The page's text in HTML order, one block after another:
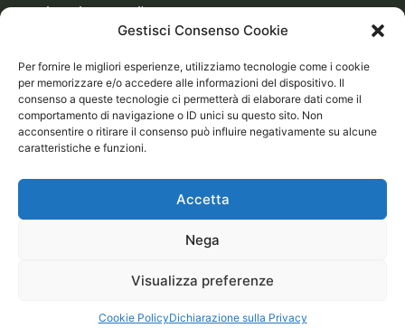
Gestisci Consenso Cookie
Per fornire le migliori esperienze, utilizziamo tecnologie come i cookie
per memorizzare e/o accedere alle informazioni del dispositivo. Il
consenso a queste tecnologie ci permetterà di elaborare dati come il
comportamento di navigazione o ID unici su questo sito. Non
acconsentire o ritirare il consenso può influire negativamente su alcune
caratteristiche e funzioni.
Accetta
Nega
Visualizza preferenze
Cookie PolicyDichiarazione sulla Privacy
armeriatessitore@gmail.com
ORARI
9:00 – 12:30
15:30 – 19:30
CONDIZIONI GENERALI DI VENDITA ONLINE